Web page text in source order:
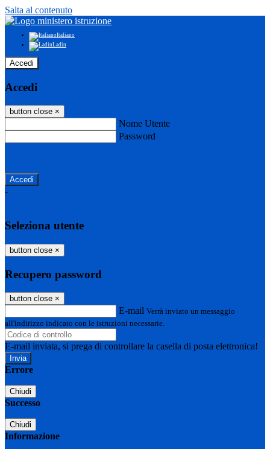
Salta al contenuto
Italiano
Ladin
Accedi
Accedi
button close ×
Nome Utente
Password
-
Seleziona utente
button close ×
Recupero password
button close ×
E-mail Verrà inviato un messaggio
all'indirizzo indicato con le istruzioni necessarie.
E-mail inviata, si prega di controllare la casella di posta elettronica!
Errore
Chiudi
Successo
Chiudi
Informazione